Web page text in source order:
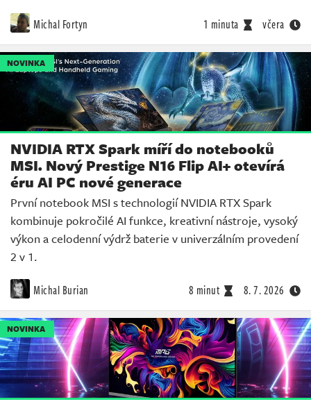
Michal Fortyn 1 minuta včera
NOVINKA
NVIDIA RTX Spark míří do notebooků
MSI. Nový Prestige N16 Flip AI+ otevírá
éru AI PC nové generace
První notebook MSI s technologií NVIDIA RTX Spark
kombinuje pokročilé AI funkce, kreativní nástroje, vysoký
výkon a celodenní výdrž baterie v univerzálním provedení
2 v 1.
Michal Burian 8 minut 8. 7. 2026
NOVINKA